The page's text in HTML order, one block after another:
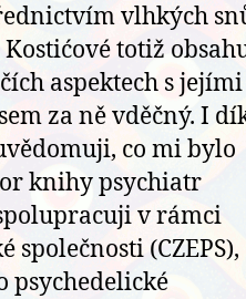
vlhkých
totiž
aspektech s jejími
za ně vděčný. I
co mi bylo
knihy psychiatr
v rámci
společnosti (CZEPS),
psychedelické